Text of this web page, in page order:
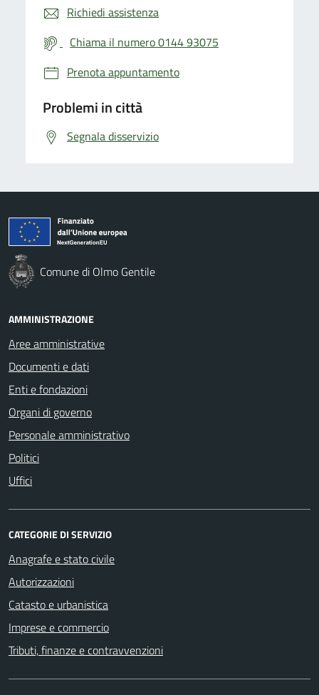
Richiedi assistenza
Chiama il numero 0144 93075
Prenota appuntamento
Problemi in città
Segnala disservizio
Comune di Olmo Gentile
AMMINISTRAZIONE
Aree amministrative
Documenti e dati
Enti e fondazioni
Organi di governo
Personale amministrativo
Politici
Uffici
CATEGORIE DI SERVIZIO
Anagrafe e stato civile
Autorizzazioni
Catasto e urbanistica
Imprese e commercio
Tributi, finanze e contravvenzioni